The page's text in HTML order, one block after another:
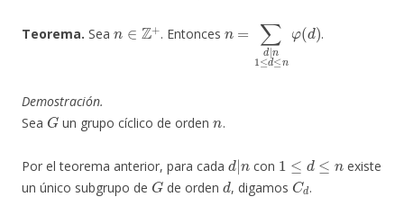
Teorema. Sea
Z+
. Entonces
d|n1 d ≤n
.
Demostración.
Sea
G
un grupo cíclico de orden .
Por el teorema anterior, para cada
d|
con
≤
existe
un único subgrupo de
G
de orden
d
, digamos
Cd
.